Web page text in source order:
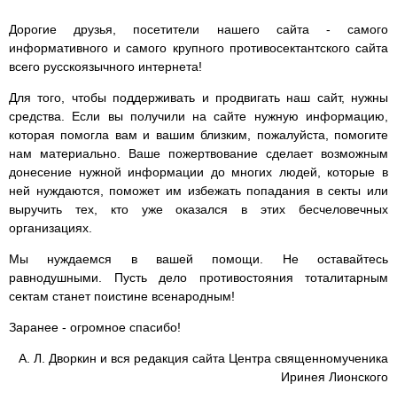
Дорогие друзья, посетители нашего сайта - самого
информативного и самого крупного противосектантского сайта
всего русскоязычного интернета!
Для того, чтобы поддерживать и продвигать наш сайт, нужны
средства. Если вы получили на сайте нужную информацию,
которая помогла вам и вашим близким, пожалуйста, помогите
нам материально. Ваше пожертвование сделает возможным
донесение нужной информации до многих людей, которые в
ней нуждаются, поможет им избежать попадания в секты или
выручить тех, кто уже оказался в этих бесчеловечных
организациях.
Мы нуждаемся в вашей помощи. Не оставайтесь
равнодушными. Пусть дело противостояния тоталитарным
сектам станет поистине всенародным!
Заранее - огромное спасибо!
А. Л. Дворкин и вся редакция сайта Центра священномученика
Иринея Лионского